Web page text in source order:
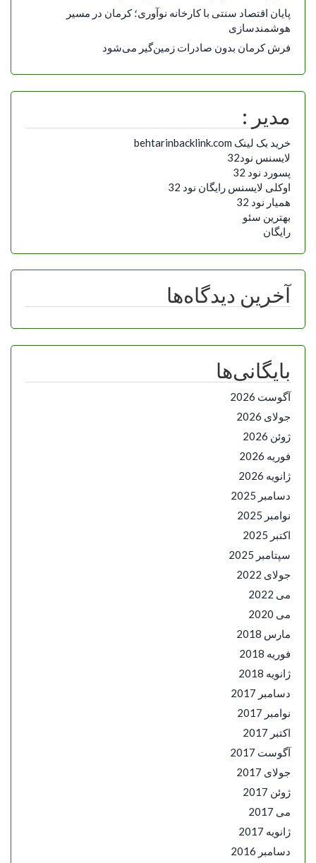
پایان اقتصاد سنتی با کارخانه نوآوری؛ کرمان در مسیر
هوشمندسازی
فرش کرمان بدون صادرات زمین‌گیر می‌شود
مدیر :
خرید بک لینک behtarinbacklink.com
لایسنس نود32
پسورد نود 32
اوکلی لایسنس رایگان نود 32
همیار نود 32
بهترین سئو
رایگان
آخرین دیدگاه‌ها
بایگانی‌ها
آگوست 2026
جولای 2026
ژوئن 2026
فوریه 2026
ژانویه 2026
دسامبر 2025
نوامبر 2025
اکتبر 2025
سپتامبر 2025
جولای 2022
می 2022
می 2020
مارس 2018
فوریه 2018
ژانویه 2018
دسامبر 2017
نوامبر 2017
اکتبر 2017
آگوست 2017
جولای 2017
ژوئن 2017
می 2017
ژانویه 2017
دسامبر 2016